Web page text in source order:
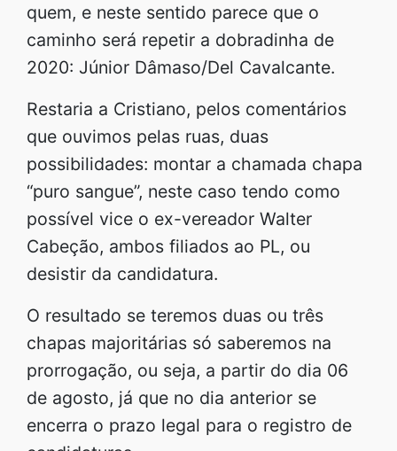
quem, e neste sentido parece que o
caminho será repetir a dobradinha de
2020: Júnior Dâmaso/Del Cavalcante.
Restaria a Cristiano, pelos comentários
que ouvimos pelas ruas, duas
possibilidades: montar a chamada chapa
“puro sangue”, neste caso tendo como
possível vice o ex-vereador Walter
Cabeção, ambos filiados ao PL, ou
desistir da candidatura.
O resultado se teremos duas ou três
chapas majoritárias só saberemos na
prorrogação, ou seja, a partir do dia 06
de agosto, já que no dia anterior se
encerra o prazo legal para o registro de